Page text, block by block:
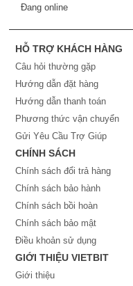
Đang online
HỖ TRỢ KHÁCH HÀNG
Câu hỏi thường gặp
Hướng dẫn đặt hàng
Hướng dẫn thanh toán
Phương thức vận chuyển
Gửi Yêu Cầu Trợ Giúp
CHÍNH SÁCH
Chính sách đổi trả hàng
Chính sách bảo hành
Chính sách bồi hoàn
Chính sách bảo mật
Điều khoản sử dụng
GIỚI THIỆU VIETBIT
Giới thiệu